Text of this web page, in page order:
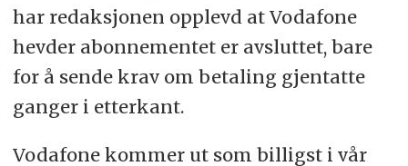
har redaksjonen opplevd at Vodafone
hevder abonnementet er avsluttet, bare
for å sende krav om betaling gjentatte
ganger i etterkant.
Vodafone kommer ut som billigst i vår